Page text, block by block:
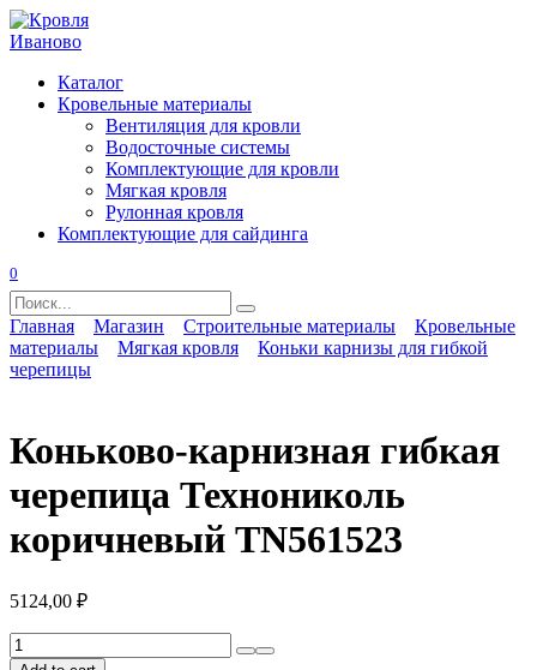
Перейти
к
Каталог
Кровельные материалы
Вентиляция для кровли
Водосточные системы
Комплектующие для кровли
Мягкая кровля
Рулонная кровля
Комплектующие для сайдинга
0
Search
for:
Главная Магазин Строительные материалы
Кровельные
материалы
Мягкая кровля
Коньки карнизы для гибкой
черепицы
Коньково-карнизная гибкая
черепица Технониколь
коричневый TN561523
5124,00 ₽
Коньково-
карнизная